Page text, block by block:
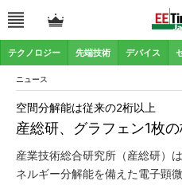
テクノロジー 先端技術 デバイス
ニュース
産総研、グラフェン1枚
空間分解能は従来の2桁以上
産業技術総合研究所（産総研）
ネルギー分解能を備えた電子顕